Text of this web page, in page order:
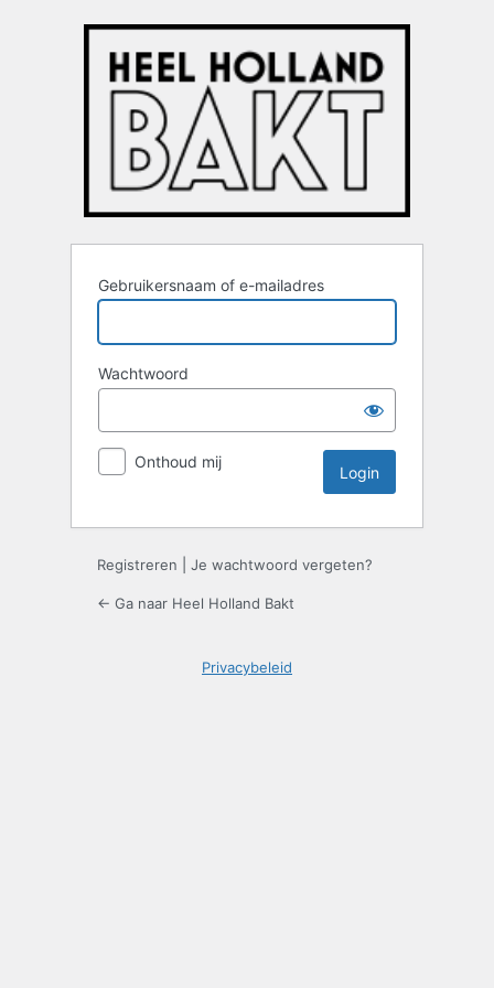
Gebruikersnaam of e-mailadres
Wachtwoord
Onthoud mij
Registreren Je wachtwoord vergeten?
← Ga naar Heel Holland Bakt
Privacybeleid